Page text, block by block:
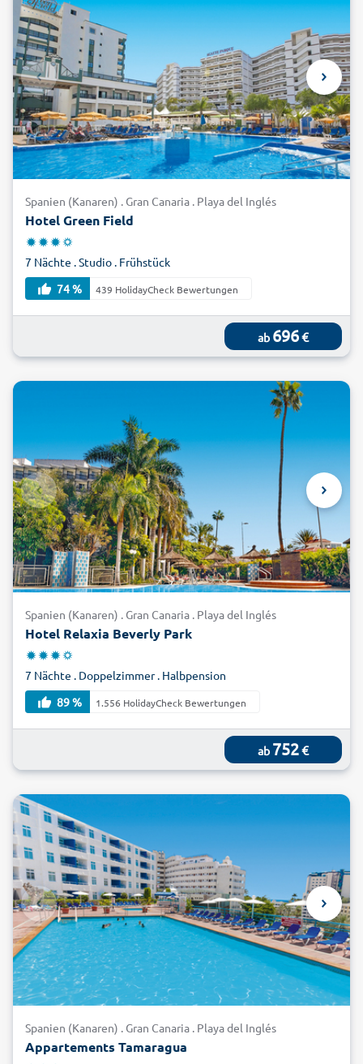
Spanien (Kanaren) . Gran Canaria . Playa del Inglés
Hotel Green Field
7 Nächte . Studio . Frühstück
74 %
439 HolidayCheck Bewertungen
ab 696€
Spanien (Kanaren) . Gran Canaria . Playa del Inglés
Hotel Relaxia Beverly Park
7 Nächte . Doppelzimmer . Halbpension
89 %
1.556 HolidayCheck Bewertungen
ab 752€
Spanien (Kanaren) . Gran Canaria . Playa del Inglés
Appartements Tamaragua